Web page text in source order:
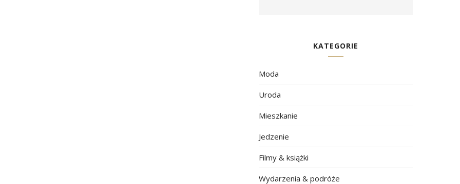
KATEGORIE
Moda
Uroda
Mieszkanie
Jedzenie
Filmy & książki
Wydarzenia & podróże